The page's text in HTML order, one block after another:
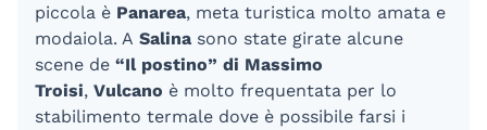
piccola è Panarea, meta turistica molto amata e
modaiola. A Salina sono state girate alcune
scene de “Il postino” di Massimo
Troisi, Vulcano è molto frequentata per lo
stabilimento termale dove è possibile farsi i